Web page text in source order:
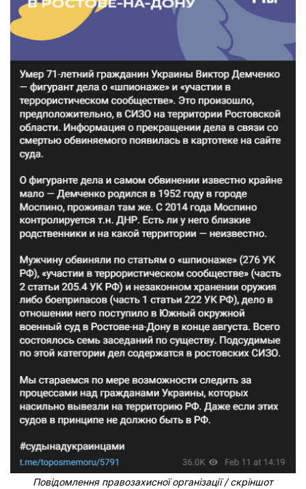
Повідомлення правозахисної організації / скріншот